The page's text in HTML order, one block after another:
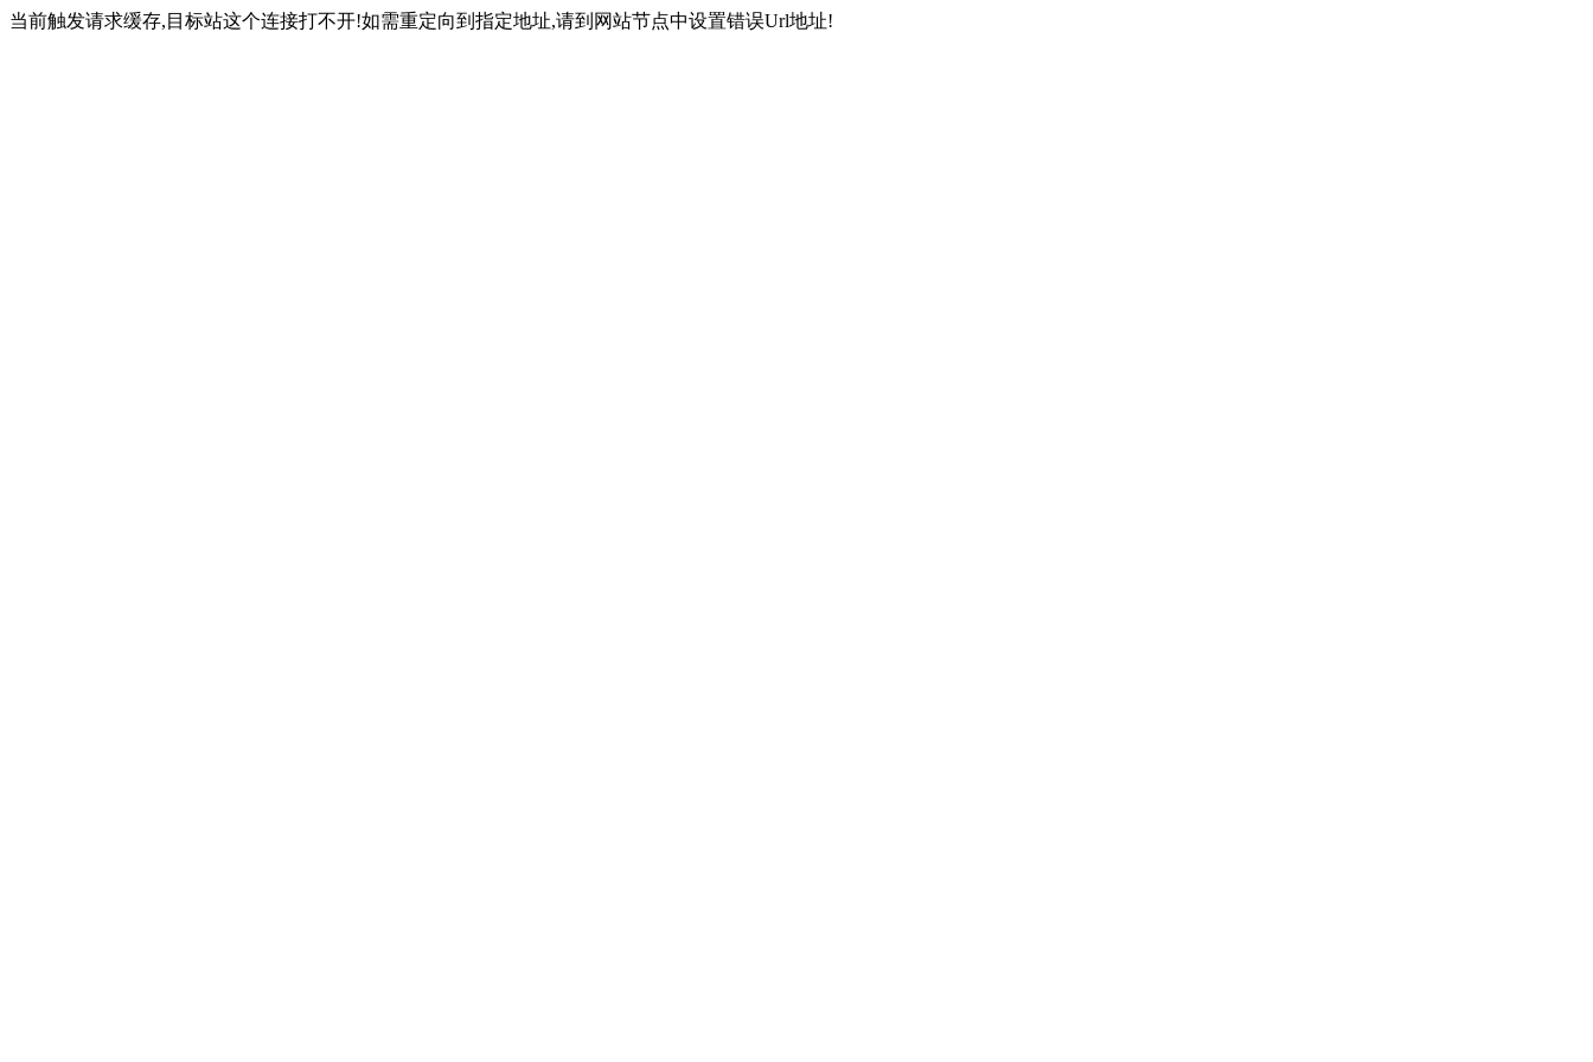
当前触发请求缓存,目标站这个连接打不开!如需重定向到指定地址,请到网站节点中设置错误Url地址!